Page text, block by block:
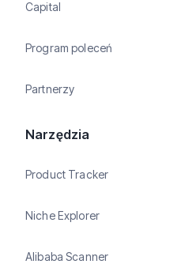
Capital
Program poleceń
Partnerzy
Narzędzia
Product Tracker
Niche Explorer
Alibaba Scanner